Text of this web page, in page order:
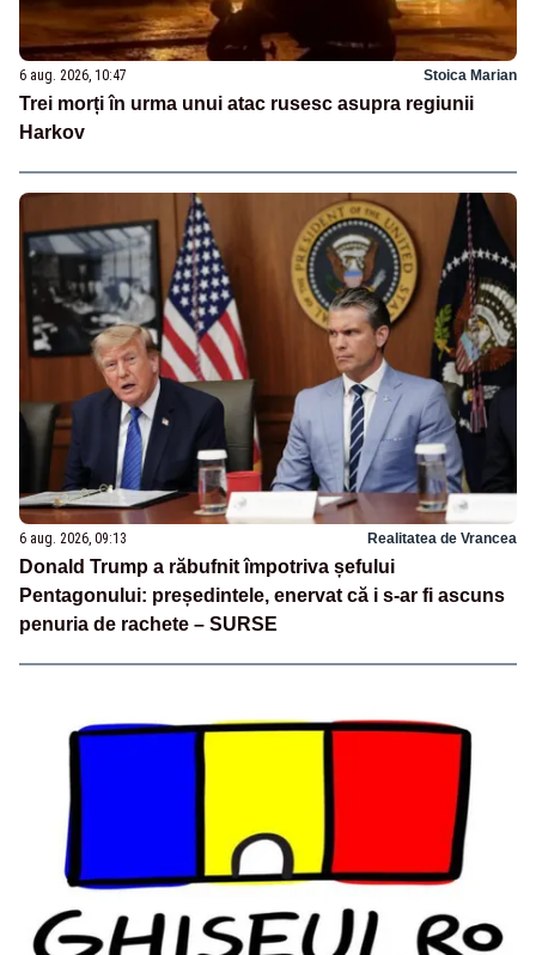
6 aug. 2026, 10:47 Stoica Marian
Trei morți în urma unui atac rusesc asupra regiunii
Harkov
6 aug. 2026, 09:13 Realitatea de Vrancea
Donald Trump a răbufnit împotriva șefului
Pentagonului: președintele, enervat că i s-ar fi ascuns
penuria de rachete – SURSE